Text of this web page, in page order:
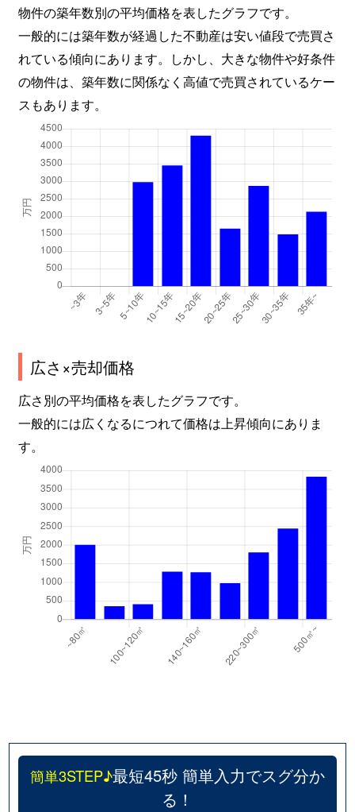
物件の築年数別の平均価格を表したグラフです。
一般的には築年数が経過した不動産は安い値段で売買さ
れている傾向にあります。しかし、大きな物件や好条件
の物件は、築年数に関係なく高値で売買されているケー
スもあります。
広さ×売却価格
広さ別の平均価格を表したグラフです。
一般的には広くなるにつれて価格は上昇傾向にありま
す。
簡単3STEP♪最短45秒 簡単入力でスグ分か
る！